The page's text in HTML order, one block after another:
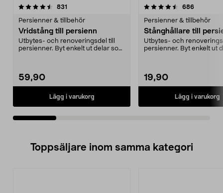
831
Persienner & tillbehör
Vridstång till persienn
Utbytes- och renoveringsdel till
persienner. Byt enkelt ut delar som
59,90
Lägg i varukorg
4.5av 5 stjärnor 686
Persienner & tillbehör
Stånghållare till
Utbytes- och
persienner. Byt enkelt ut
19,90
Lägg i varukorg
4.5av 5 stjärnor
Toppsäljare inom samma kategori